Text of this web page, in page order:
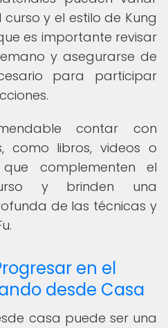
y el estilo de Kung
es importante revisar
y asegurarse de
para participar
contar con
como libros, videos o
complementen el
y brinden una
de las técnicas y
en el
desde Casa
casa puede ser una